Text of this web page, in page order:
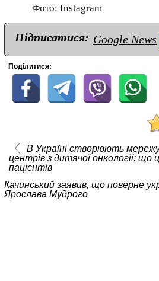
Фото: Instagram
Підписатися: Google News
Поділитися:
В Україні створюють
центрів з дитячої онкології: що
пацієнтів
Качинський заявив, що поверне
Ярослава Мудрого